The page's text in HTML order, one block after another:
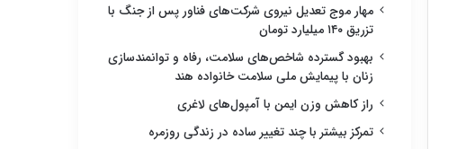
مهار موج تعدیل نیروی شرکت‌های فناور پس از جنگ با
تزریق ۱۴۰ میلیارد تومان
بهبود گسترده شاخص‌های سلامت، رفاه و توانمندسازی
زنان با پیمایش ملی سلامت خانواده هند
راز کاهش وزن ایمن با آمپول‌های لاغری
تمرکز بیشتر با چند تغییر ساده در زندگی روزمره